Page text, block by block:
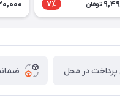
تومان 7٪
پرداخت در محل